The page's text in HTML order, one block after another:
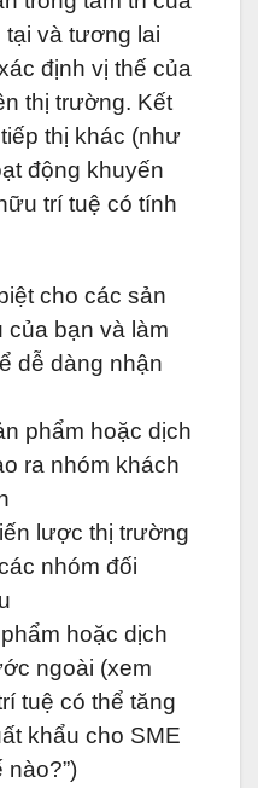
và tương lai
định vị thế của
thị trường. Kết
thị khác (như
động khuyến
trí tuệ có tính
cho các sản
của bạn và làm
dễ dàng nhận
phẩm hoặc dịch
ra nhóm khách
lược thị trường
nhóm đối
hoặc dịch
ngoài (xem
tuệ có thể tăng
khẩu cho SME